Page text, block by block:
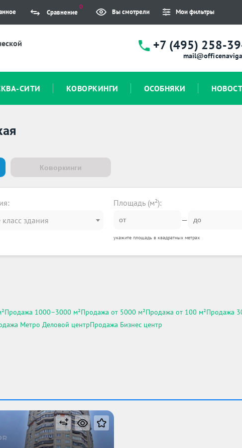
Сравнение
0
Вы смотрели Мои фильтры
+7 (495) 258-
СИТИ КОВОРКИНГИ ОСОБНЯКИ
Коворкинги
здания
Площадь (м²):
—
укажите площадь в квадратных метрах
Продажа 1000–3000 м²Продажа от 5000 м²Продажа от 100 м²Продажа
Метро Деловой центрПродажа Бизнес центр